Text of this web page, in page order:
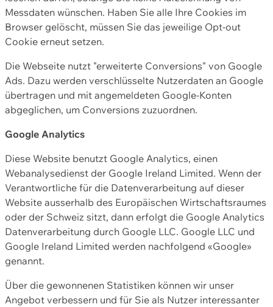
Messdaten wünschen. Haben Sie alle Ihre Cookies im
Browser gelöscht, müssen Sie das jeweilige Opt-out
Cookie erneut setzen.
Die Webseite nutzt "erweiterte Conversions" von Google
Ads. Dazu werden verschlüsselte Nutzerdaten an Google
übertragen und mit angemeldeten Google-Konten
abgeglichen, um Conversions zuzuordnen.
Google Analytics
Diese Website benutzt Google Analytics, einen
Webanalysedienst der Google Ireland Limited. Wenn der
Verantwortliche für die Datenverarbeitung auf dieser
Website ausserhalb des Europäischen Wirtschaftsraumes
oder der Schweiz sitzt, dann erfolgt die Google Analytics
Datenverarbeitung durch Google LLC. Google LLC und
Google Ireland Limited werden nachfolgend «Google»
genannt.
Über die gewonnenen Statistiken können wir unser
Angebot verbessern und für Sie als Nutzer interessanter